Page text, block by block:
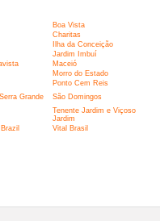
Boa Vista
Charitas
Ilha da Conceição
Jardim Imbuí
Maceió
Morro do Estado
Ponto Cem Reis
Grande São Domingos
Tenente Jardim e Viçoso
Jardim
Vital Brasil